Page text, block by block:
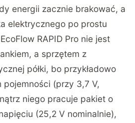
energii zacznie brakować, a
elektrycznego po prostu
RAPID Pro nie jest
a sprzętem z
półki, bo przykładowo
pojemności (przy 3,7 V,
niego pracuje pakiet o
(25,2 V nominalnie),